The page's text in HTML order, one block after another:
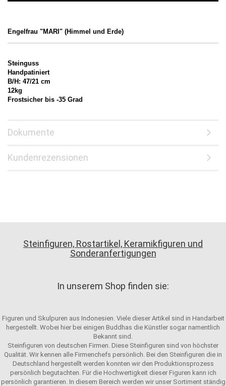
Engelfrau "MARI" (Himmel und Erde)
Steinguss
Handpatiniert
B/H: 47/21 cm
12kg
Frostsicher bis -35 Grad
Dokumente
Kundenrezensionen
Steinfiguren, Rostartikel, Keramikfiguren und
Sonderanfertigungen
In unserem Shop finden sie:
Figuren und Skulpuren aus Indonesien. Viele dieser Artikel sind in Handarbeit
hergestellt. Wobei hier bei einigen Buddhas die Künstler sogar namentlich
Bekannt sind.
Steinfiguren von deutschen Firmen. Diese Steinfiguren sind von höchster
Qualität. Wir kennen alle Firmenchefs persönlich. Bei den Steinfiguren die in
Deutschland hergestellt werden konnten wir den Produktionsprozess
persönlich begutachten. Für die Hochwertigkeit dieser Figuren kann ich
persönlich garantieren. In diesem Bereich werden wir unser Sortiment ständig